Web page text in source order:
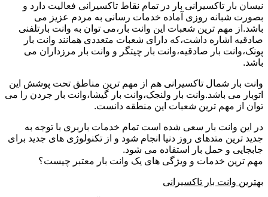
نیسان بار تاکسیرانی بار در تمام نقاط تاکسیرانی فعالیت دارد و
بصورت شبانه روزی آماده خدمات رسانی به مردم عزیز می
باشد.از مهم ترین شعبات این وانت بار،می توان به وانت بارتلفنی
صادقیه اشاره داشت،که دارای شعبات متعددی همانند وانت بار
پونک،وانت بار صادقیه،وانت بار چیتگر و وانت بار مرزداران می
باشد.
وانت بار شمال تاکسیرانی هم از مهم ترین مناطق تحت پوشش این
اتوبار می باشد.وانت بار ولنجک،وانت بار گیشا،وانت بار جردن را می
توان از مهم ترین شعبات این منطقه دانست.
در این وانت بار سعی شده است تمام خدمات باربری با توجه به
جدید ترین متدهای روز دنیا انجام شود و از تکنولوژی های جدید برای
جابجایی و حمل بار استفاده می شود.
مهم ترین خدمات و ویژگی های یک وانت بار معتبر چیست؟
بهترین وانت بار تاکسیرانی